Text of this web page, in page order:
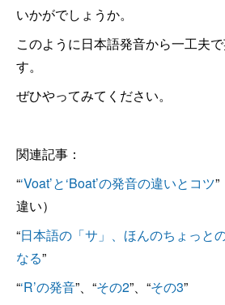
いかがでしょうか。
このように日本語発音から一工夫
す。
ぜひやってみてください。
関連記事：
“‘Voat’と‘Boat’の発音の違いとコツ”
違い）
“日本語の「サ」、ほんのちょっと
なる”
“‘R’の発音”、“その2”、“その3”